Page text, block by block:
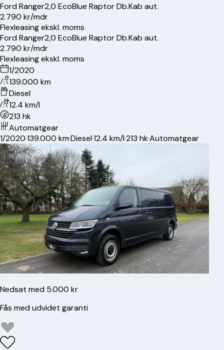
FordRanger2,0 EcoBlue Raptor Db.Kab aut.
2.790 kr/mdr
Flexleasing ekskl. moms
FordRanger2,0 EcoBlue Raptor Db.Kab aut.
2.790 kr/mdr
Flexleasing ekskl. moms
1/2020
139.000 km
Diesel
12.4 km/l
213 hk
Automatgear
1/2020·139.000 km·Diesel·12.4 km/l·213 hk·Automatgear
Nedsat med 5.000 kr
Fås med udvidet garanti